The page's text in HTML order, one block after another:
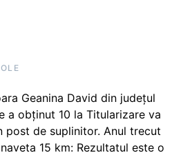
Geanina David din județul
a obținut 10 la Titularizare va
post de suplinitor. Anul trecut
15 km: Rezultatul este o